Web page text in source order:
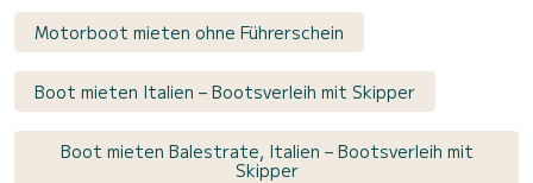
Motorboot mieten ohne Führerschein
Boot mieten Italien – Bootsverleih mit Skipper
Boot mieten Balestrate, Italien – Bootsverleih mit
Skipper